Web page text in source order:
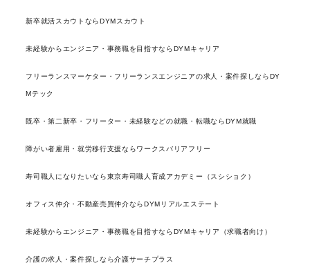
新卒就活スカウトならDYMスカウト
未経験からエンジニア・事務職を目指すならDYMキャリア
フリーランスマーケター・フリーランスエンジニアの求人・案件探しならDY
Mテック
既卒・第二新卒・フリーター・未経験などの就職・転職ならDYM就職
障がい者雇用・就労移行支援ならワークスバリアフリー
寿司職人になりたいなら東京寿司職人育成アカデミー（スシショク）
オフィス仲介・不動産売買仲介ならDYMリアルエステート
未経験からエンジニア・事務職を目指すならDYMキャリア（求職者向け）
介護の求人・案件探しなら介護サーチプラス